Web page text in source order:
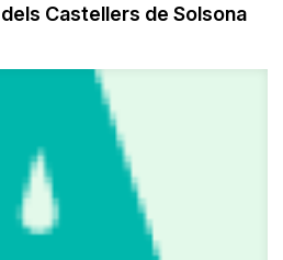
Castellers de Solsona